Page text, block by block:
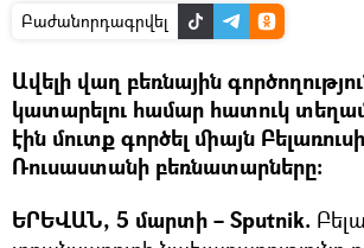
Բաժանորդագրվել
Ավելի վաղ բեռնային
կատարելու համար հատուկ
էին մուտք գործել միայն
Ռուսաստանի բեռնատարները։
ԵՐԵՎԱՆ, 5 մարտի – Sputnik.